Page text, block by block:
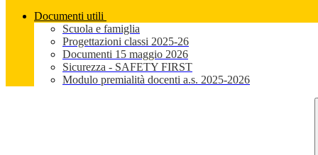
Documenti utili
Scuola e famiglia
Progettazioni classi 2025-26
Documenti 15 maggio 2026
Sicurezza - SAFETY FIRST
Modulo premialità docenti a.s. 2025-2026